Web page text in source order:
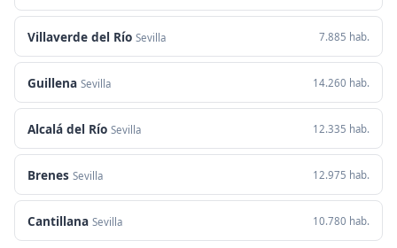
Villaverde del Río Sevilla 7.885 hab.
Guillena Sevilla 14.260 hab.
Alcalá del Río Sevilla 12.335 hab.
Brenes Sevilla 12.975 hab.
Cantillana Sevilla 10.780 hab.